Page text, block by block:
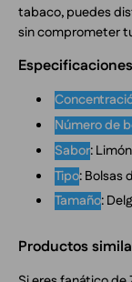
tabaco, puedes
sin comprometer
Número de
Sabor:
Tipo: Bolsas
Tamaño:
Productos